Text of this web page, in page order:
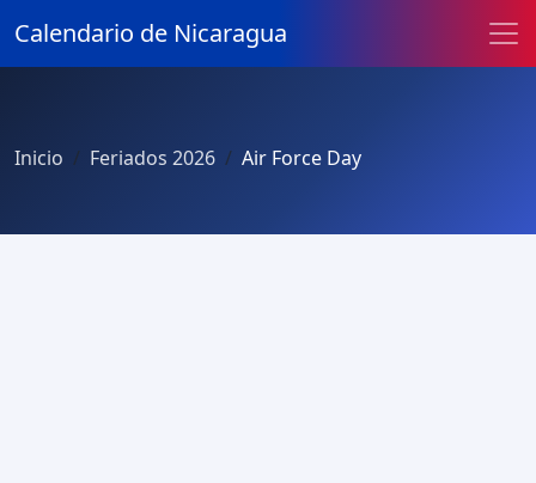
Calendario de Nicaragua
Inicio Feriados 2026 Air Force Day